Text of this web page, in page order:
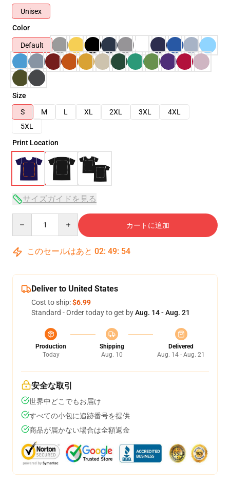
Unisex
Color
Default
Size
S
M L XL 2XL 3XL
4XL
5XL
Print Location
サイズガイドを見る
カートに追加
このセールはあと 02: 49: 54
Deliver to United States
Cost to ship:$6.99
Standard - Order today to get byAug. 14 - Aug. 21
Production
Today
Shipping
Aug. 10
Delivered
Aug. 14 - Aug. 21
安全な取引
世界中どこでもお届け
すべての小包に追跡番号を提供
商品が届かない場合は全額返金